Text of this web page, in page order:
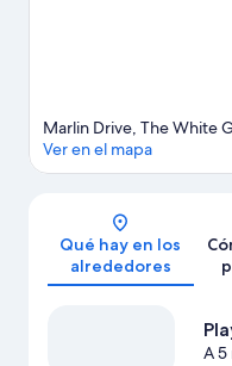
Marlin Drive, The White
Ver en el mapa
Qué hay en los
alrededores
A 5